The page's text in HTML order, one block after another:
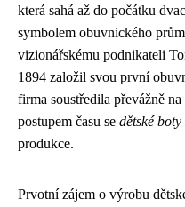
která sahá až do počátku
symbolem obuvnického
vizionářskému podnikateli
1894 založil svou první
firma soustředila převážně
postupem času se dětské
produkce.
Prvotní zájem o výrobu